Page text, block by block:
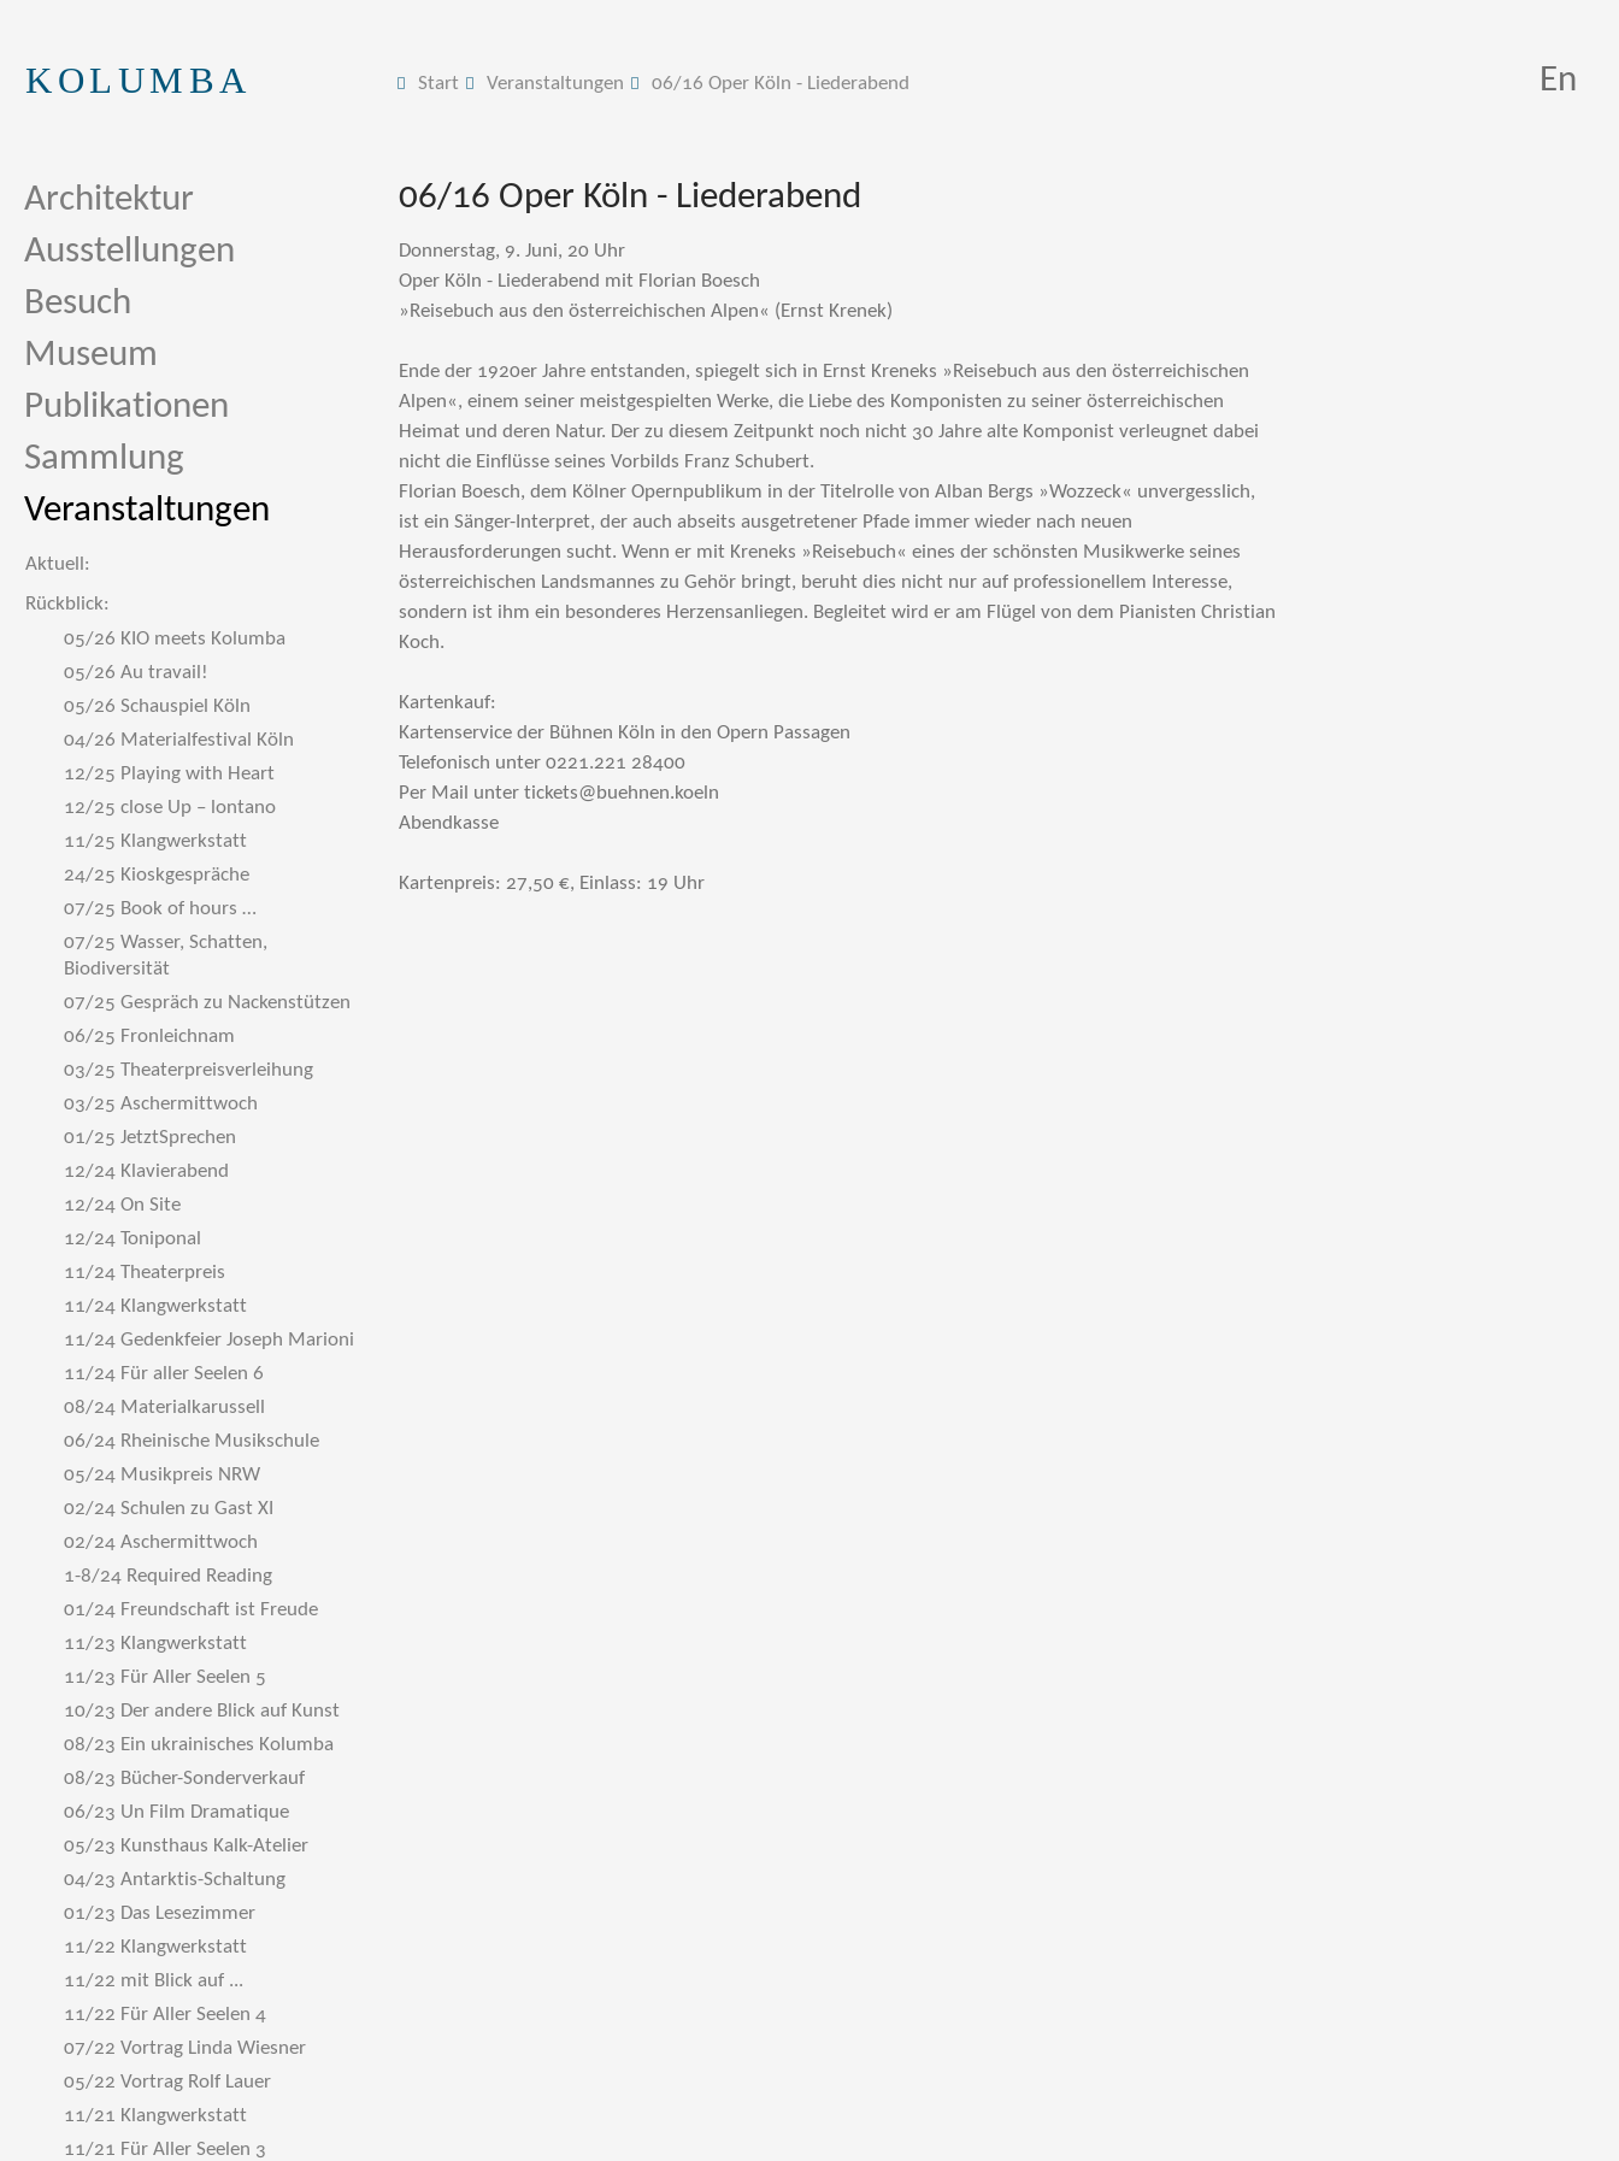
KOLUMBA Start Veranstaltungen 06/16 Oper Köln - Liederabend En
Architektur
Ausstellungen
Besuch
Museum
Publikationen
Sammlung
Veranstaltungen
Aktuell:
Rückblick:
05/26 KIO meets Kolumba
05/26 Au travail!
05/26 Schauspiel Köln
04/26 Materialfestival Köln
12/25 Playing with Heart
12/25 close Up – lontano
11/25 Klangwerkstatt
24/25 Kioskgespräche
07/25 Book of hours …
07/25 Wasser, Schatten,
Biodiversität
07/25 Gespräch zu Nackenstützen
06/25 Fronleichnam
03/25 Theaterpreisverleihung
03/25 Aschermittwoch
01/25 JetztSprechen
12/24 Klavierabend
12/24 On Site
12/24 Toniponal
11/24 Theaterpreis
11/24 Klangwerkstatt
11/24 Gedenkfeier Joseph Marioni
11/24 Für aller Seelen 6
08/24 Materialkarussell
06/24 Rheinische Musikschule
05/24 Musikpreis NRW
02/24 Schulen zu Gast XI
02/24 Aschermittwoch
1-8/24 Required Reading
01/24 Freundschaft ist Freude
11/23 Klangwerkstatt
11/23 Für Aller Seelen 5
10/23 Der andere Blick auf Kunst
08/23 Ein ukrainisches Kolumba
08/23 Bücher-Sonderverkauf
06/23 Un Film Dramatique
05/23 Kunsthaus Kalk-Atelier
04/23 Antarktis-Schaltung
01/23 Das Lesezimmer
11/22 Klangwerkstatt
11/22 mit Blick auf ...
11/22 Für Aller Seelen 4
07/22 Vortrag Linda Wiesner
05/22 Vortrag Rolf Lauer
11/21 Klangwerkstatt
11/21 Für Aller Seelen 3
06/16 Oper Köln - Liederabend
Donnerstag, 9. Juni, 20 Uhr
Oper Köln - Liederabend mit Florian Boesch
»Reisebuch aus den österreichischen Alpen« (Ernst Krenek)
Ende der 1920er Jahre entstanden, spiegelt sich in Ernst Kreneks »Reisebuch aus den österreichischen
Alpen«, einem seiner meistgespielten Werke, die Liebe des Komponisten zu seiner österreichischen
Heimat und deren Natur. Der zu diesem Zeitpunkt noch nicht 30 Jahre alte Komponist verleugnet dabei
nicht die Einflüsse seines Vorbilds Franz Schubert.
Florian Boesch, dem Kölner Opernpublikum in der Titelrolle von Alban Bergs »Wozzeck« unvergesslich,
ist ein Sänger-Interpret, der auch abseits ausgetretener Pfade immer wieder nach neuen
Herausforderungen sucht. Wenn er mit Kreneks »Reisebuch« eines der schönsten Musikwerke seines
österreichischen Landsmannes zu Gehör bringt, beruht dies nicht nur auf professionellem Interesse,
sondern ist ihm ein besonderes Herzensanliegen. Begleitet wird er am Flügel von dem Pianisten Christian
Koch.
Kartenkauf:
Kartenservice der Bühnen Köln in den Opern Passagen
Telefonisch unter 0221.221 28400
Per Mail unter tickets@buehnen.koeln
Abendkasse
Kartenpreis: 27,50 €, Einlass: 19 Uhr